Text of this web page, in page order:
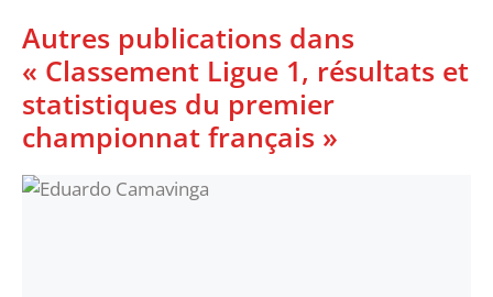
Autres publications dans
« Classement Ligue 1, résultats et
statistiques du premier
championnat français »